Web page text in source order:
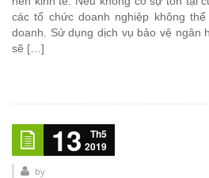
các tổ chức doanh nghiệp không
doanh. Sử dụng dịch vụ bảo vệ ngân
sẽ […]
13
Th5
2019
by